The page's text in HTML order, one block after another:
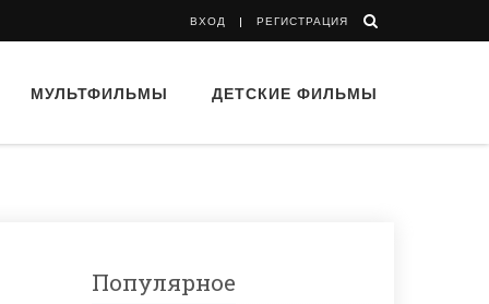
ВХОД РЕГИСТРАЦИЯ
МУЛЬТФИЛЬМЫ ДЕТСКИЕ ФИЛЬМЫ
Популярное